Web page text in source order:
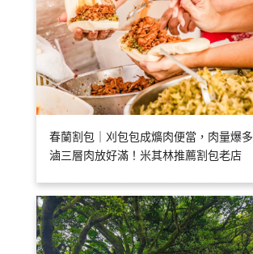
春蘭割包｜刈包包成爌肉便當，肉量爆多
滷三層肉放好滿！米其林推薦割包老店